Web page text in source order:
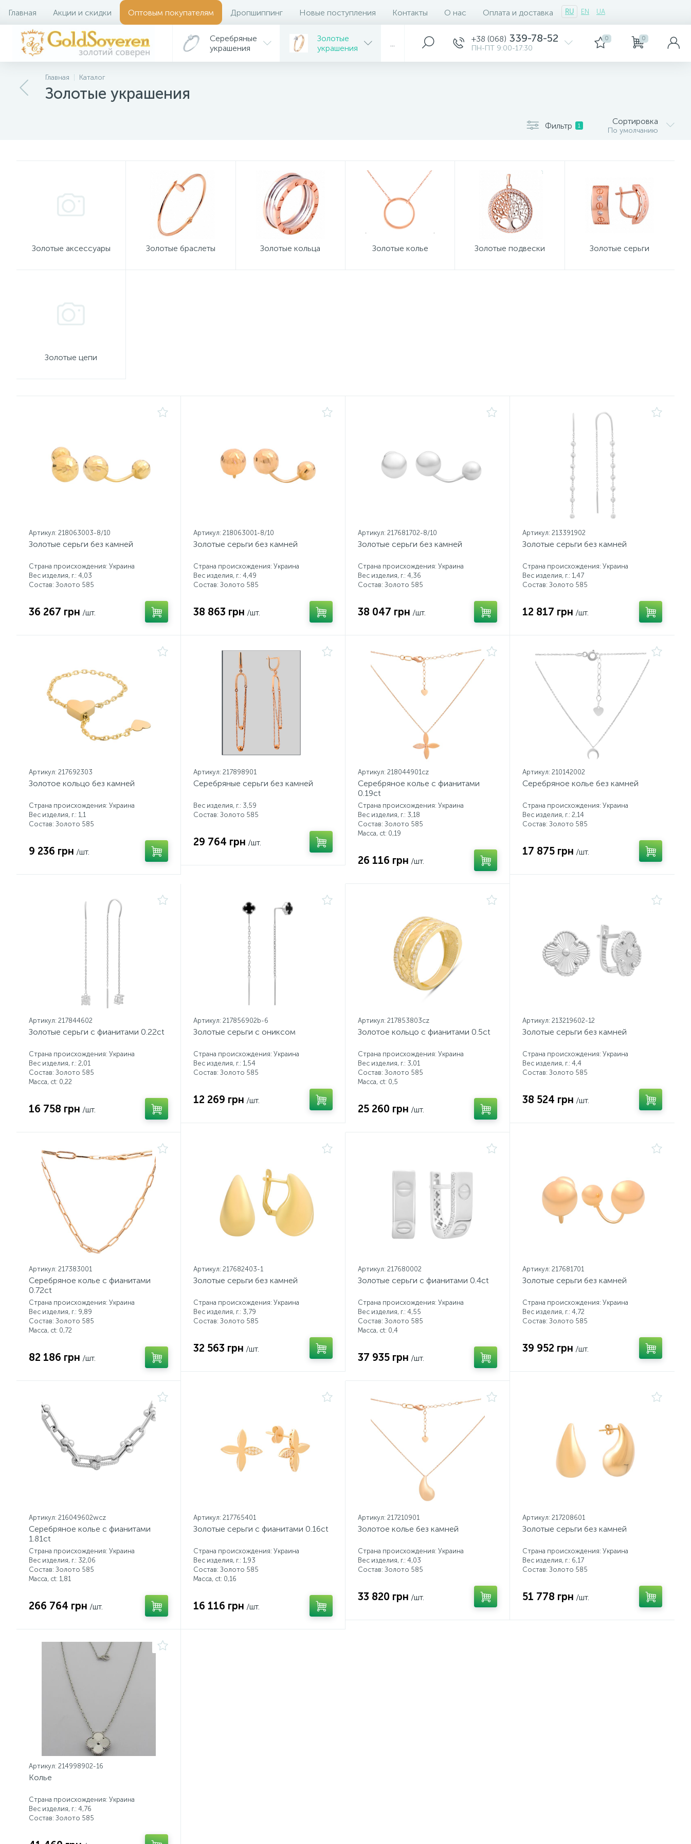
Главная Акции и скидки Оптовым покупателям Дропшиппинг Новые поступления Контакты О нас Оплата и доставка RU EN UA
Серебряные
украшения
Золотые
украшения
+38 (068) 339-78-52
ПН-ПТ 9:00-17:30
0 0
Главная Каталог
Золотые украшения
Фильтр 1 Сортировка
По умолчанию
Золотые аксессуары Золотые браслеты Золотые кольца Золотые колье Золотые подвески Золотые серьги
Золотые цепи
Артикул: 218063003-8/10
Золотые серьги без камней
Страна происхождения: Украина
Вес изделия, г.: 4,03
Состав: Золото 585
36 267 грн /шт.
Артикул: 218063001-8/10
Золотые серьги без камней
Страна происхождения: Украина
Вес изделия, г.: 4,49
Состав: Золото 585
38 863 грн /шт.
Артикул: 217681702-8/10
Золотые серьги без камней
Страна происхождения: Украина
Вес изделия, г.: 4,36
Состав: Золото 585
38 047 грн /шт.
Артикул: 213391902
Золотые серьги без камней
Страна происхождения: Украина
Вес изделия, г.: 1,47
Состав: Золото 585
12 817 грн /шт.
Артикул: 217692303
Золотое кольцо без камней
Страна происхождения: Украина
Вес изделия, г.: 1,1
Состав: Золото 585
9 236 грн /шт.
Артикул: 217898901
Серебряные серьги без камней
Вес изделия, г.: 3,59
Состав: Золото 585
29 764 грн /шт.
Артикул: 218044901cz
Серебряное колье с фианитами
0.19ct
Страна происхождения: Украина
Вес изделия, г.: 3,18
Состав: Золото 585
Масса, ct: 0,19
26 116 грн /шт.
Артикул: 210142002
Серебряное колье без камней
Страна происхождения: Украина
Вес изделия, г.: 2,14
Состав: Золото 585
17 875 грн /шт.
Артикул: 217844602
Золотые серьги с фианитами 0.22ct
Страна происхождения: Украина
Вес изделия, г.: 2,01
Состав: Золото 585
Масса, ct: 0,22
16 758 грн /шт.
Артикул: 217856902b-6
Золотые серьги с ониксом
Страна происхождения: Украина
Вес изделия, г.: 1,54
Состав: Золото 585
12 269 грн /шт.
Артикул: 217853803cz
Золотое кольцо с фианитами 0.5ct
Страна происхождения: Украина
Вес изделия, г.: 3,01
Состав: Золото 585
Масса, ct: 0,5
25 260 грн /шт.
Артикул: 213219602-12
Золотые серьги без камней
Страна происхождения: Украина
Вес изделия, г.: 4,4
Состав: Золото 585
38 524 грн /шт.
Артикул: 217383001
Серебряное колье с фианитами
0.72ct
Страна происхождения: Украина
Вес изделия, г.: 9,89
Состав: Золото 585
Масса, ct: 0,72
82 186 грн /шт.
Артикул: 217682403-1
Золотые серьги без камней
Страна происхождения: Украина
Вес изделия, г.: 3,79
Состав: Золото 585
32 563 грн /шт.
Артикул: 217680002
Золотые серьги с фианитами 0.4ct
Страна происхождения: Украина
Вес изделия, г.: 4,55
Состав: Золото 585
Масса, ct: 0,4
37 935 грн /шт.
Артикул: 217681701
Золотые серьги без камней
Страна происхождения: Украина
Вес изделия, г.: 4,72
Состав: Золото 585
39 952 грн /шт.
Артикул: 216049602wcz
Серебряное колье с фианитами
1.81ct
Страна происхождения: Украина
Вес изделия, г.: 32,06
Состав: Золото 585
Масса, ct: 1,81
266 764 грн /шт.
Артикул: 217765401
Золотые серьги с фианитами 0.16ct
Страна происхождения: Украина
Вес изделия, г.: 1,93
Состав: Золото 585
Масса, ct: 0,16
16 116 грн /шт.
Артикул: 217210901
Золотое колье без камней
Страна происхождения: Украина
Вес изделия, г.: 4,03
Состав: Золото 585
33 820 грн /шт.
Артикул: 217208601
Золотые серьги без камней
Страна происхождения: Украина
Вес изделия, г.: 6,17
Состав: Золото 585
51 778 грн /шт.
Артикул: 214998902-16
Колье
Страна происхождения: Украина
Вес изделия, г.: 4,76
Состав: Золото 585